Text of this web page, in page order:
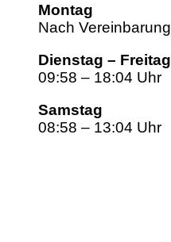
Montag
Nach Vereinbarung
Dienstag – Freitag
09:58 – 18:04 Uhr
Samstag
08:58 – 13:04 Uhr